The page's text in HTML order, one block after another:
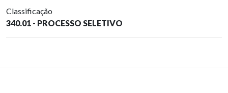
Classificação
340.01 - PROCESSO SELETIVO